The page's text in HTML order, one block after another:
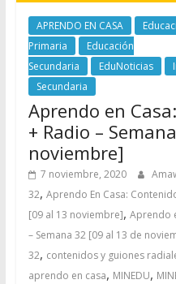
APRENDO EN CASA
Primaria
Educación
Secundaria
EduNoticias
Secundaria
Aprendo en
+ Radio –
noviembre]
7 noviembre, 2020
32, Aprendo En Casa:
[09 al 13 noviembre], Aprendo
– Semana 32 [09 al 13 de
32, contenidos y guiones
aprendo en casa, MINEDU,